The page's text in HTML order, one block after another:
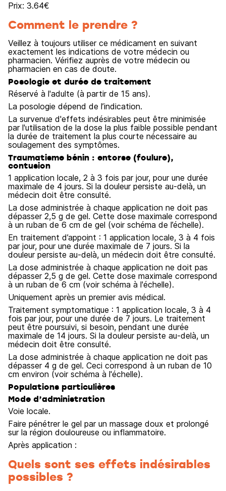
Prix: 3.64€
Comment le prendre ?
Veillez à toujours utiliser ce médicament en suivant
exactement les indications de votre médecin ou
pharmacien. Vérifiez auprès de votre médecin ou
pharmacien en cas de doute.
Posologie et durée de traitement
Réservé à l'adulte (à partir de 15 ans).
La posologie dépend de l’indication.
La survenue d'effets indésirables peut être minimisée
par l'utilisation de la dose la plus faible possible pendant
la durée de traitement la plus courte nécessaire au
soulagement des symptômes.
Traumatisme bénin : entorse (foulure),
contusion
1 application locale, 2 à 3 fois par jour, pour une durée
maximale de 4 jours. Si la douleur persiste au-delà, un
médecin doit être consulté.
La dose administrée à chaque application ne doit pas
dépasser 2,5 g de gel. Cette dose maximale correspond
à un ruban de 6 cm de gel (voir schéma de l’échelle).
En traitement d’appoint : 1 application locale, 3 à 4 fois
par jour, pour une durée maximale de 7 jours. Si la
douleur persiste au-delà, un médecin doit être consulté.
La dose administrée à chaque application ne doit pas
dépasser 2,5 g de gel. Cette dose maximale correspond
à un ruban de 6 cm (voir schéma à l'échelle).
Uniquement après un premier avis médical.
Traitement symptomatique : 1 application locale, 3 à 4
fois par jour, pour une durée de 7 jours. Le traitement
peut être poursuivi, si besoin, pendant une durée
maximale de 14 jours. Si la douleur persiste au-delà, un
médecin doit être consulté.
La dose administrée à chaque application ne doit pas
dépasser 4 g de gel. Ceci correspond à un ruban de 10
cm environ (voir schéma à l'échelle).
Populations particulières
Mode d’administration
Voie locale.
Faire pénétrer le gel par un massage doux et prolongé
sur la région douloureuse ou inflammatoire.
Après application :
Quels sont ses effets indésirables
possibles ?